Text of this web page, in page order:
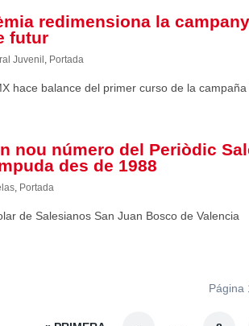
redimensiona la
futur
Juvenil , Portada
hace balance del primer curso de la
nou número del Periòdic
des de 1988
, Portada
de Salesianos San Juan Bosco de Valencia
Página